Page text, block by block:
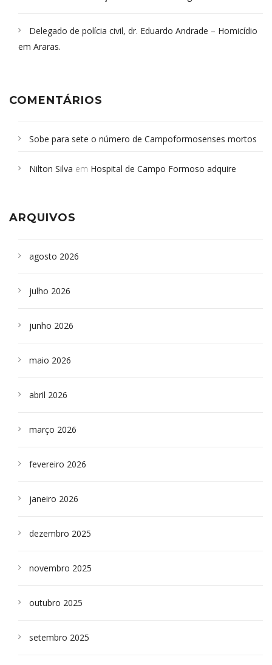
Delegado de polícia civil, dr. Eduardo Andrade – Homicídio
em Araras.
COMENTÁRIOS
Sobe para sete o número de Campoformosenses mortos
Campoformosenses que morreram em desabamentos são
Nilton Silva em Hospital de Campo Formoso adquire
ARQUIVOS
agosto 2026
julho 2026
junho 2026
maio 2026
abril 2026
março 2026
fevereiro 2026
janeiro 2026
dezembro 2025
novembro 2025
outubro 2025
setembro 2025